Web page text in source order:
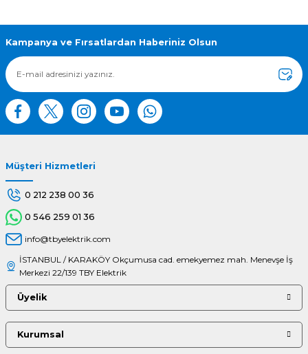
Ürün bilgilerinde hatalar bulunuyor.
Ürün fiyatı diğer sitelerden daha pahalı.
Bu ürüne benzer farklı alternatifler olmalı.
Kampanya ve Fırsatlardan Haberiniz Olsun
Müşteri Hizmetleri
0 212 238 00 36
0 546 259 01 36
info@tbyelektrik.com
İSTANBUL / KARAKÖY Okçumusa cad. emekyemez mah. Menevşe İş
Merkezi 22/139 TBY Elektrik
Üyelik
Kurumsal